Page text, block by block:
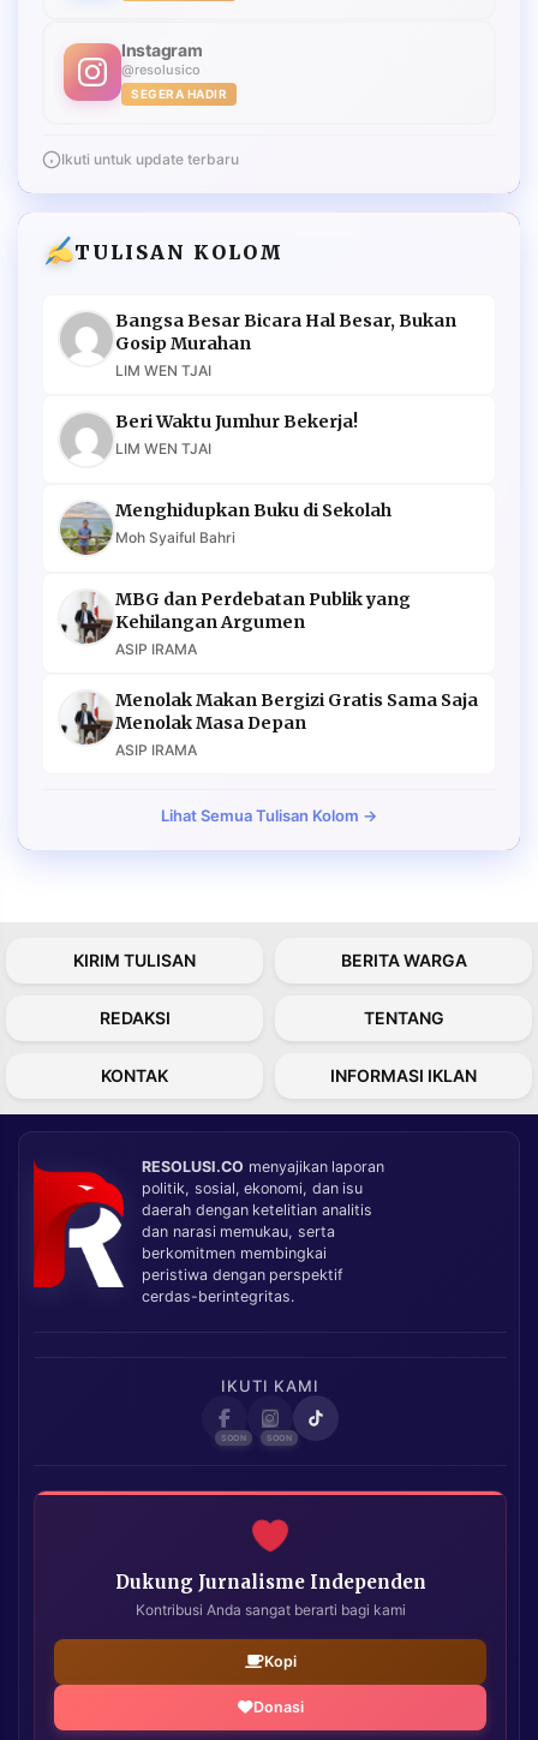
Instagram
@resolusico
SEGERA HADIR
Ikuti untuk update terbaru
TULISAN KOLOM
Bangsa Besar Bicara Hal Besar, Bukan
Gosip Murahan
LIM WEN TJAI
Beri Waktu Jumhur Bekerja!
LIM WEN TJAI
Menghidupkan Buku di Sekolah
Moh Syaiful Bahri
MBG dan Perdebatan Publik yang
Kehilangan Argumen
ASIP IRAMA
Menolak Makan Bergizi Gratis Sama Saja
Menolak Masa Depan
ASIP IRAMA
Lihat Semua Tulisan Kolom →
KIRIM TULISAN BERITA WARGA
REDAKSI TENTANG
KONTAK INFORMASI IKLAN
RESOLUSI.CO menyajikan laporan
politik, sosial, ekonomi, dan isu
daerah dengan ketelitian analitis
dan narasi memukau, serta
berkomitmen membingkai
peristiwa dengan perspektif
cerdas-berintegritas.
IKUTI KAMI
Dukung Jurnalisme Independen
Kontribusi Anda sangat berarti bagi kami
Kopi
Donasi